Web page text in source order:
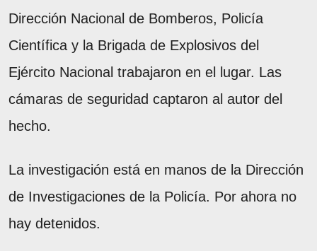
Dirección Nacional de Bomberos, Policía
Científica y la Brigada de Explosivos del
Ejército Nacional trabajaron en el lugar. Las
cámaras de seguridad captaron al autor del
hecho.
La investigación está en manos de la Dirección
de Investigaciones de la Policía. Por ahora no
hay detenidos.